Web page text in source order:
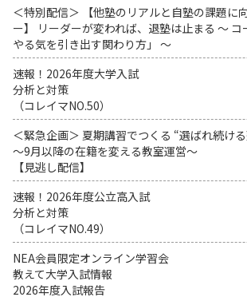
＜特別配信＞ 【他塾のリアルと自塾の課題に
ー】 リーダーが変われば、退塾は止まる 〜
やる気を引き出す関わり方」 〜
速報！2026年度大学入試
分析と対策
（コレイマNO.50）
＜緊急企画＞ 夏期講習でつくる “選ばれ続け
～9月以降の在籍を変える教室運営～
【見逃し配信】
速報！2026年度公立高入試
分析と対策
（コレイマNO.49）
NEA会員限定オンライン学習会
教えて大学入試情報
2026年度入試報告